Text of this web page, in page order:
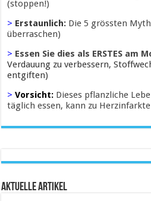
(stoppen!)
> Erstaunlich: Die 5 grössten
überraschen)
> Essen Sie dies als ERSTES am
Verdauung zu verbessern,
entgiften)
> Vorsicht: Dieses pflanzliche
täglich essen, kann zu
Aktuelle Artikel